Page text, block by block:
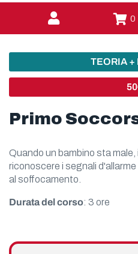
0
TEORIA +
Primo
Quando un bambino sta
riconoscere i segnali
al soffocamento.
Durata del corso: 3 ore